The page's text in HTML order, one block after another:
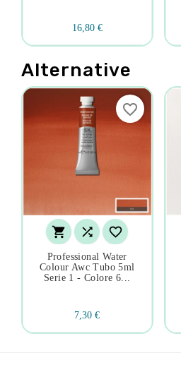
16,80 €
Alternative
  
Professional Water
Colour Awc Tubo 5ml
Serie 1 - Colore 6...
7,30 €
favorite_border